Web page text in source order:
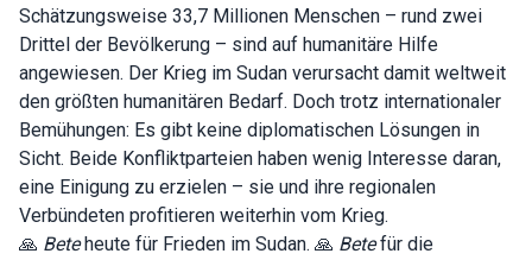
Schätzungsweise 33,7 Millionen Menschen – rund zwei
Drittel der Bevölkerung – sind auf humanitäre Hilfe
angewiesen. Der Krieg im Sudan verursacht damit weltweit
den größten humanitären Bedarf. Doch trotz internationaler
Bemühungen: Es gibt keine diplomatischen Lösungen in
Sicht. Beide Konfliktparteien haben wenig Interesse daran,
eine Einigung zu erzielen – sie und ihre regionalen
Verbündeten profitieren weiterhin vom Krieg.
🙏 Beteheute für Frieden im Sudan. 🙏 Betefür die